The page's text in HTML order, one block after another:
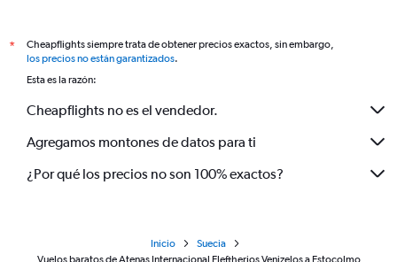
*
Cheapflights siempre trata de obtener precios exactos, sin embargo,
los precios no están garantizados.
Esta es la razón:
Cheapflights no es el vendedor.
Agregamos montones de datos para ti
¿Por qué los precios no son 100% exactos?
Inicio
Suecia
Vuelos baratos de Atenas Internacional Eleftherios Venizelos a Estocolmo